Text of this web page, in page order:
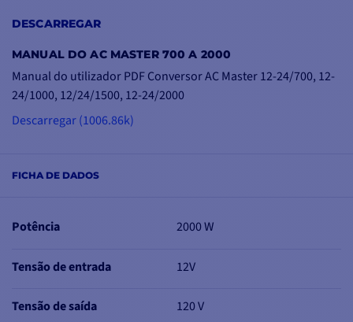
FICHA DE DADOS
Potência 2000 W
Tensão de entrada 12V
Tensão de saída 120 V
seu
com
DESCARREGAR
MANUAL DO AC MASTER 700 A 2000
Manual do utilizador PDF Conversor AC Master 12-24/700, 12-
24/1000, 12/24/1500, 12-24/2000
Descarregar (1006.86k)